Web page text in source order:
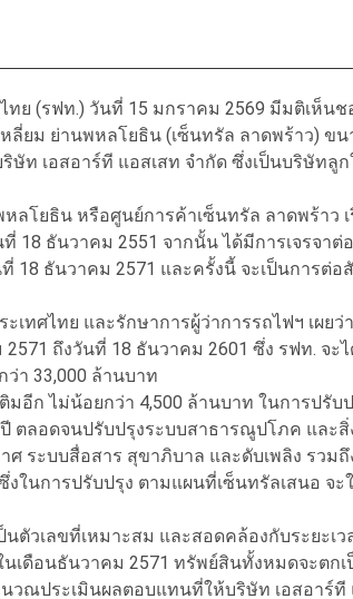
ย (รฟท.) วันที่ 15 มกราคม 2569 มีมติเห็นช
ยม ย่านพหลโยธิน (เซ็นทรัล ลาดพร้าว) ขน
ท เอสอาร์ที แอสเสท จำกัด ซึ่งเป็นบริษัทลู
โยธิน หรือศูนย์การค้าเซ็นทรัล ลาดพร้าว
18 ธันวาคม 2551 จากนั้น ได้มีการเจรจา
18 ธันวาคม 2571 และครั้งนี้ จะเป็นการต่
เทศไทย และรักษาการผู้ว่าการรถไฟฯ เผย
ถึงวันที่ 18 ธันวาคม 2601 ซึ่ง รฟท. จะ
า 33,000 ล้านบาท
มอีก ไม่น้อยกว่า 4,500 ล้านบาท ในการปรับ
ตลอดจนปรับปรุงระบบสาธารณูปโภค และ
ศ ระบบสื่อสาร สุขาภิบาล และดับเพลิง รวม
ในการปรับปรุง ตามแผนที่เซ็นทรัลเสนอ จะ
ตัวเลขที่เหมาะสม และสอดคล้องกับระยะเ
ดือนธันวาคม 2571 ทรัพย์สินทั้งหมดจะตกเ
วณประเมินผลตอบแทนที่ให้บริษัท เอสอาร์ที